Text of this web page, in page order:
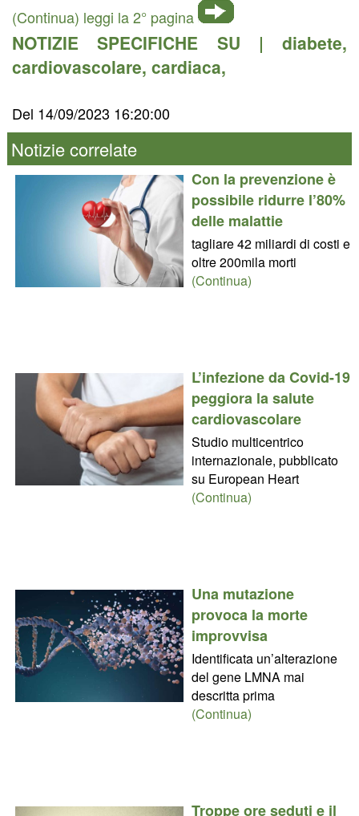
(Continua) leggi la 2° pagina
NOTIZIE SPECIFICHE SU | diabete,
cardiovascolare, cardiaca,
Del 14/09/2023 16:20:00
Notizie correlate
Con la prevenzione è
possibile ridurre l’80%
delle malattie
tagliare 42 miliardi di costi e
oltre 200mila morti
(Continua)
L’infezione da Covid-19
peggiora la salute
cardiovascolare
Studio multicentrico
internazionale, pubblicato
su European Heart
(Continua)
Una mutazione
provoca la morte
improvvisa
Identificata un’alterazione
del gene LMNA mai
descritta prima
(Continua)
Troppe ore seduti e il